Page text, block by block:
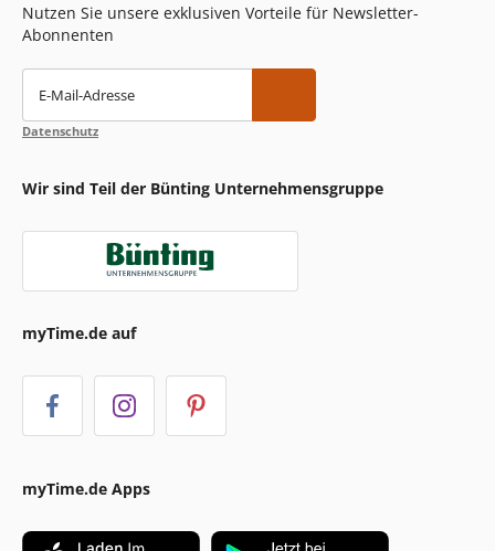
Nutzen Sie unsere exklusiven Vorteile für Newsletter-
Abonnenten
E-Mail-Adresse
Datenschutz
Wir sind Teil der Bünting Unternehmensgruppe
myTime.de auf
myTime.de Apps